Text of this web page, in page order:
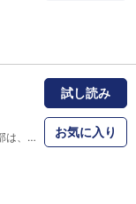
関東某県にある彩珠学院高校野球部は、甲子園初出場で初優勝を果たした過去がある。しかし現在は毎年1、2回戦での敗退続き。元野球部監督の狭山校長は13年前の部員で、現在は悪徳商法で留置所に入っている鳩ケ谷を訪ね、新監督に就くよう依頼するが…。汗と涙ぁ…そんなモンいらねぇ！かつて名門、今は弱小の私立彩珠学院高校野球部にやってきた問題児監督・鳩ケ谷圭輔が、硬直しきった高校球界の常識を変える！！
試し読み
お気に入り